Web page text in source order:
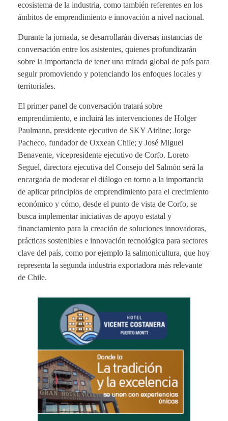
ecosistema de la industria, como también referentes en los
ámbitos de emprendimiento e innovación a nivel nacional.
Durante la jornada, se desarrollarán diversas instancias de
conversación entre los asistentes, quienes profundizarán
sobre la importancia de tener una mirada global de país para
seguir promoviendo y potenciando los enfoques locales y
territoriales.
El primer panel de conversación tratará sobre
emprendimiento, e incluirá las intervenciones de Holger
Paulmann, presidente ejecutivo de SKY Airline; Jorge
Pacheco, fundador de Oxxean Chile; y José Miguel
Benavente, vicepresidente ejecutivo de Corfo. Loreto
Seguel, directora ejecutiva del Consejo del Salmón será la
encargada de moderar el diálogo en torno a la importancia
de aplicar principios de emprendimiento para el crecimiento
económico y cómo, desde el punto de vista de Corfo, se
busca implementar iniciativas de apoyo estatal y
financiamiento para la creación de soluciones innovadoras,
prácticas sostenibles e innovación tecnológica para sectores
clave del país, como por ejemplo la salmonicultura, que hoy
representa la segunda industria exportadora más relevante
de Chile.